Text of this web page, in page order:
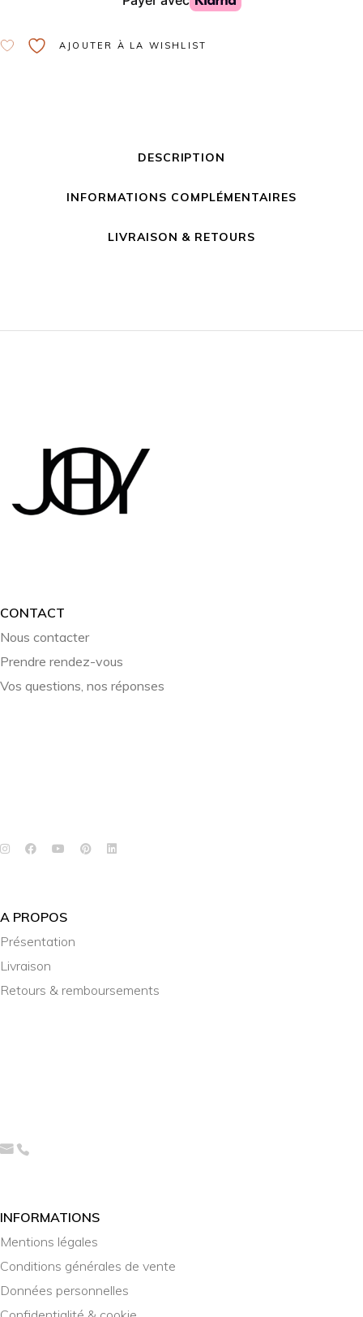
AJOUTER À LA WISHLIST
DESCRIPTION
INFORMATIONS COMPLÉMENTAIRES
LIVRAISON & RETOURS
CONTACT
Nous contacter
Prendre rendez-vous
Vos questions, nos réponses
A PROPOS
Présentation
Livraison
Retours & remboursements
INFORMATIONS
Mentions légales
Conditions générales de vente
Données personnelles